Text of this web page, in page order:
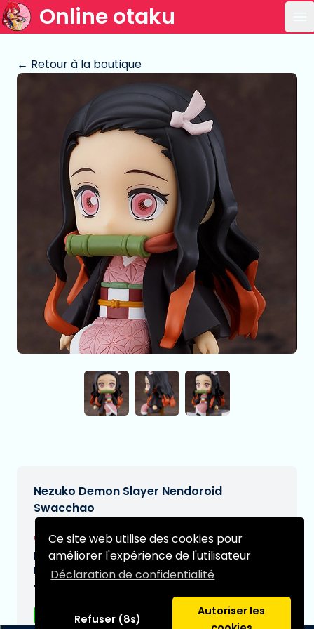
Ce site web utilise des cookies pour
améliorer l'expérience de l'utilisateur
Déclaration de confidentialité
Refuser (8s)
Autoriser les
Online otaku
← Retour à la boutique
Nezuko Demon Slayer Nendoroid
Swacchao
€39,95 [Sous réserve de modifications]
Date de livraison prévue:
N/A
Type:
Figurines d'anime